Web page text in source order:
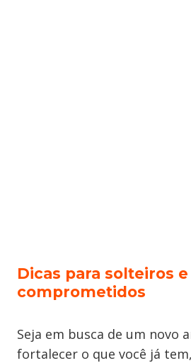
Dicas para solteiros e
comprometidos
Seja em busca de um novo
fortalecer o que você já